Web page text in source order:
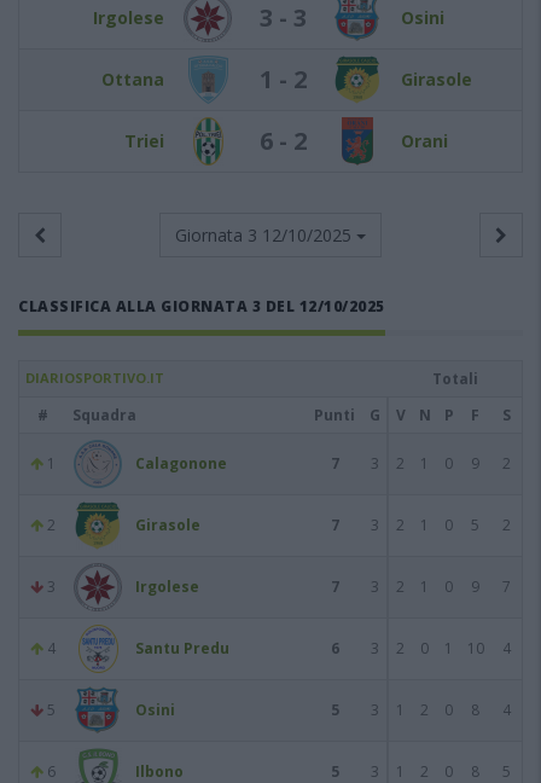
Irgolese 3 - 3 Osini
Ottana 1 - 2 Girasole
Triei 6 - 2 Orani
Giornata 3 12/10/2025
CLASSIFICA ALLA GIORNATA 3 DEL 12/10/2025
DIARIOSPORTIVO.IT
Totali
#
Squadra Punti G V N P F S
1 Calagonone 7 3 2 1 0 9 2
2 Girasole 7 3 2 1 0 5 2
3 Irgolese 7 3 2 1 0 9 7
4 Santu Predu 6 3 2 0 1 10 4
5 Osini 5 3 1 2 0 8 4
6 Ilbono 5 3 1 2 0 8 5